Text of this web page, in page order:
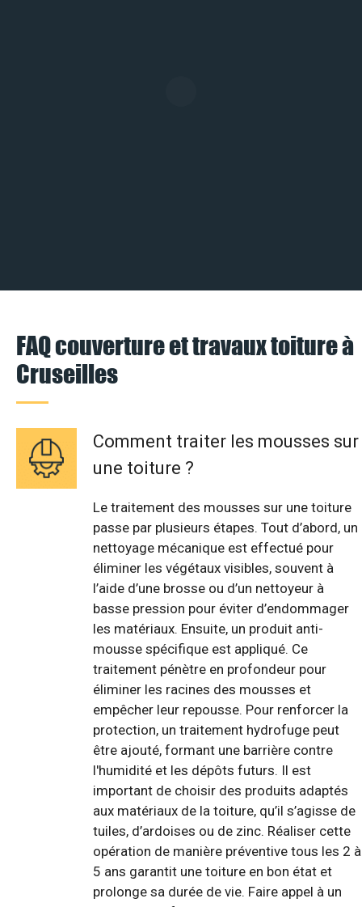
FAQ couverture et travaux toiture à
Cruseilles
Comment traiter les mousses sur
une toiture ?
Le traitement des mousses sur une toiture
passe par plusieurs étapes. Tout d’abord, un
nettoyage mécanique est effectué pour
éliminer les végétaux visibles, souvent à
l’aide d’une brosse ou d’un nettoyeur à
basse pression pour éviter d’endommager
les matériaux. Ensuite, un produit anti-
mousse spécifique est appliqué. Ce
traitement pénètre en profondeur pour
éliminer les racines des mousses et
empêcher leur repousse. Pour renforcer la
protection, un traitement hydrofuge peut
être ajouté, formant une barrière contre
l'humidité et les dépôts futurs. Il est
important de choisir des produits adaptés
aux matériaux de la toiture, qu’il s’agisse de
tuiles, d’ardoises ou de zinc. Réaliser cette
opération de manière préventive tous les 2 à
5 ans garantit une toiture en bon état et
prolonge sa durée de vie. Faire appel à un